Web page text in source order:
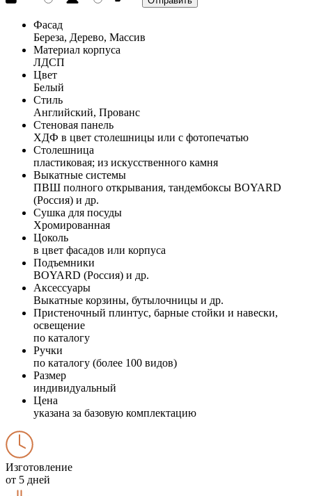
Фасад
Береза, Дерево, Массив
Материал корпуса
ЛДСП
Цвет
Белый
Стиль
Английский, Прованс
Стеновая панель
ХДФ в цвет столешницы или с фотопечатью
Столешница
пластиковая; из искусственного камня
Выкатные системы
ПВШ полного открывания, тандембоксы BOYARD
(Россия) и др.
Сушка для посуды
Хромированная
Цоколь
в цвет фасадов или корпуса
Подъемники
BOYARD (Россия) и др.
Аксессуары
Выкатные корзины, бутылочницы и др.
Пристеночный плинтус, барные стойки и навески,
освещение
по каталогу
Ручки
по каталогу (более 100 видов)
Размер
индивидуальный
Цена
указана за базовую комплектацию
Изготовление
от 5 дней